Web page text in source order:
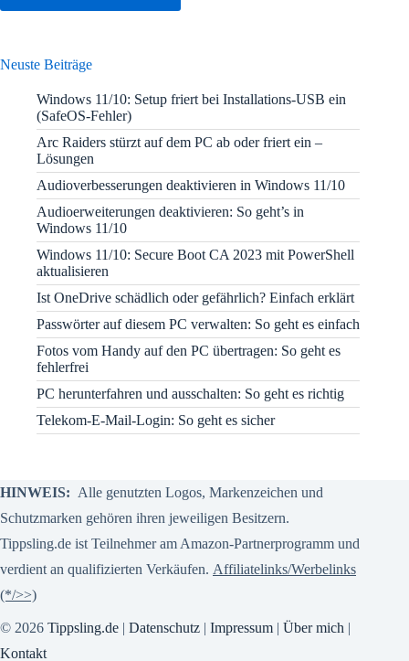
Neuste Beiträge
Windows 11/10: Setup friert bei Installations-USB ein
(SafeOS-Fehler)
Arc Raiders stürzt auf dem PC ab oder friert ein –
Lösungen
Audioverbesserungen deaktivieren in Windows 11/10
Audioerweiterungen deaktivieren: So geht’s in
Windows 11/10
Windows 11/10: Secure Boot CA 2023 mit PowerShell
aktualisieren
Ist OneDrive schädlich oder gefährlich? Einfach erklärt
Passwörter auf diesem PC verwalten: So geht es einfach
Fotos vom Handy auf den PC übertragen: So geht es
fehlerfrei
PC herunterfahren und ausschalten: So geht es richtig
Telekom-E-Mail-Login: So geht es sicher
HINWEIS: Alle genutzten Logos, Markenzeichen und
Schutzmarken gehören ihren jeweiligen Besitzern.
Tippsling.de ist Teilnehmer am Amazon-Partnerprogramm und
verdient an qualifizierten Verkäufen. Affiliatelinks/Werbelinks
(*/>>)
© 2026 Tippsling.de | Datenschutz | Impressum | Über mich |
Kontakt